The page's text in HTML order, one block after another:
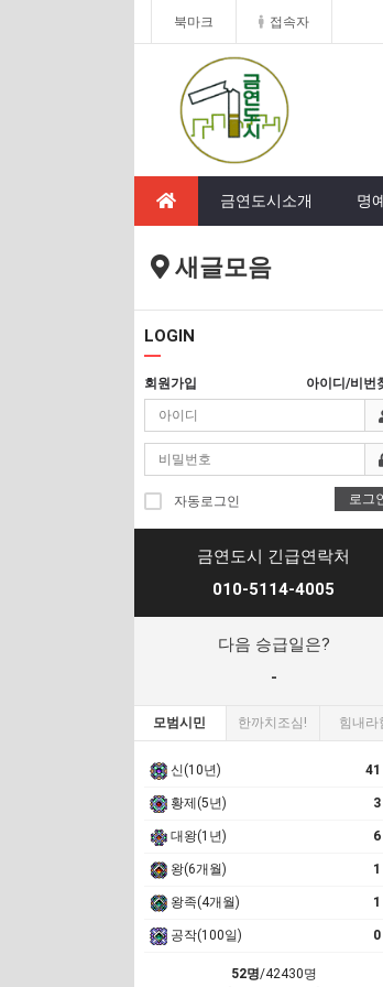
북마크 접속자
금연도시소개 명
새글모음
LOGIN
회원가입 아이디/비번
자동로그인 로그
금연도시 긴급연락처
010-5114-4005
다음 승급일은?
-
모범시민 한까치조심! 힘내라
신(10년) 41
황제(5년)
대왕(1년)
왕(6개월)
왕족(4개월)
공작(100일)
52명/42430명